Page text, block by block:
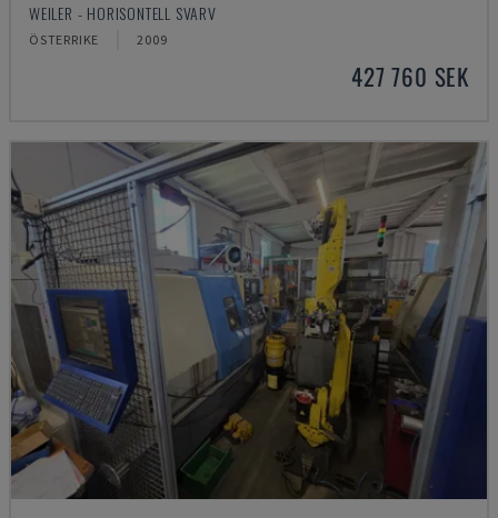
WEILER - HORISONTELL SVARV
ÖSTERRIKE 2009
427 760 SEK